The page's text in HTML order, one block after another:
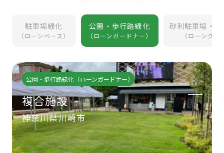
駐車場緑化
（ローンベース）
公園・歩行路緑化
（ローンガードナー）
砂利駐車場・
（ローングラ
公園・歩行路緑化（ローンガードナー）
複合施設
神奈川県川崎市